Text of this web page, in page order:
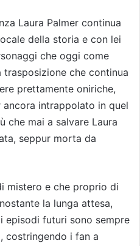
Laura Palmer continua
della storia e con lei
che oggi come
che continua
prettamente oniriche,
ancora intrappolato in quel
che mai a salvare Laura
seppur morta da
mistero e che proprio di
la lunga attesa,
episodi futuri sono sempre
costringendo i fan a